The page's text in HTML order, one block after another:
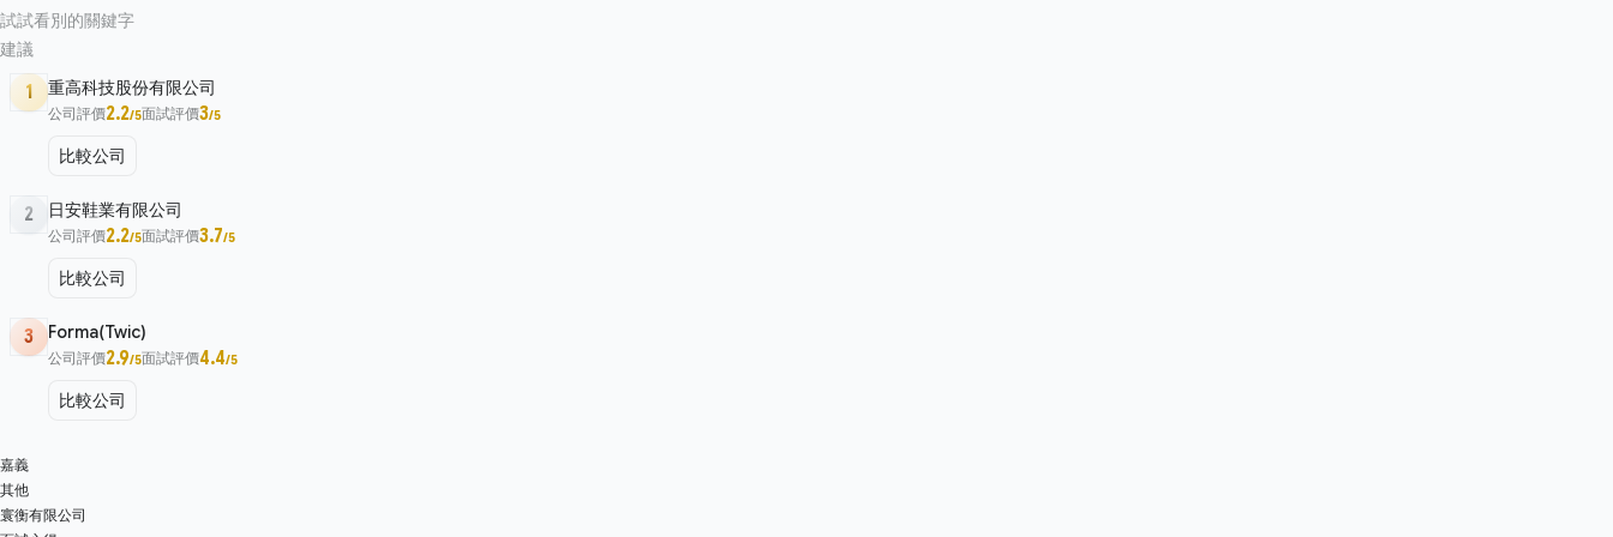
試試看別的關鍵字
建議
1 重高科技股份有限公司
公司評價2.2/5面試評價3/5
比較公司
2 日安鞋業有限公司
公司評價2.2/5面試評價3.7/5
比較公司
3 Forma(Twic)
公司評價2.9/5面試評價4.4/5
比較公司
嘉義
其他
寰衡有限公司